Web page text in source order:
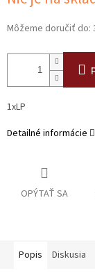
Môžeme doručiť do:
1xLP
Detailné informácie
OPÝTAŤ SA
Popis Diskusia